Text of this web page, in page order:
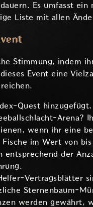
Es umfasst
Liste mit allen
Stimmung, indem
Event eine
Quest
Arena?
wenn ihr eine
im Wert von
entsprechend der
Vertragsblätter
Sternenbaum-
werden gewährt,